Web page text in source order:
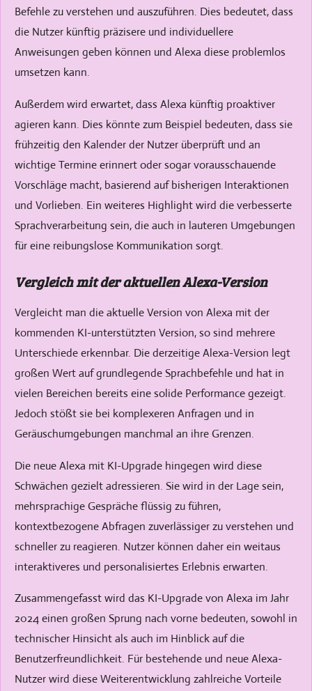
Befehle zu verstehen und auszuführen. Dies bedeutet, dass
die Nutzer künftig präzisere und individuellere
Anweisungen geben können und Alexa diese problemlos
umsetzen kann.
Außerdem wird erwartet, dass Alexa künftig proaktiver
agieren kann. Dies könnte zum Beispiel bedeuten, dass sie
frühzeitig den Kalender der Nutzer überprüft und an
wichtige Termine erinnert oder sogar vorausschauende
Vorschläge macht, basierend auf bisherigen Interaktionen
und Vorlieben. Ein weiteres Highlight wird die verbesserte
Sprachverarbeitung sein, die auch in lauteren Umgebungen
für eine reibungslose Kommunikation sorgt.
Vergleich mit der aktuellen Alexa-Version
Vergleicht man die aktuelle Version von Alexa mit der
kommenden KI-unterstützten Version, so sind mehrere
Unterschiede erkennbar. Die derzeitige Alexa-Version legt
großen Wert auf grundlegende Sprachbefehle und hat in
vielen Bereichen bereits eine solide Performance gezeigt.
Jedoch stößt sie bei komplexeren Anfragen und in
Geräuschumgebungen manchmal an ihre Grenzen.
Die neue Alexa mit KI-Upgrade hingegen wird diese
Schwächen gezielt adressieren. Sie wird in der Lage sein,
mehrsprachige Gespräche flüssig zu führen,
kontextbezogene Abfragen zuverlässiger zu verstehen und
schneller zu reagieren. Nutzer können daher ein weitaus
interaktiveres und personalisiertes Erlebnis erwarten.
Zusammengefasst wird das KI-Upgrade von Alexa im Jahr
2024 einen großen Sprung nach vorne bedeuten, sowohl in
technischer Hinsicht als auch im Hinblick auf die
Benutzerfreundlichkeit. Für bestehende und neue Alexa-
Nutzer wird diese Weiterentwicklung zahlreiche Vorteile